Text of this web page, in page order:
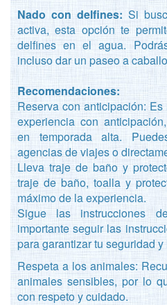
Nado con delfines: Si
activa, esta opción te
delfines en el agua.
incluso dar un paseo a
Recomendaciones:
Reserva con anticipación:
experiencia con
en temporada alta.
agencias de viajes o
Lleva traje de baño y
traje de baño, toalla y
máximo de la experiencia.
Sigue las instrucciones
importante seguir las
para garantizar tu seguridad
Respeta a los animales:
animales sensibles, por lo
con respeto y cuidado.